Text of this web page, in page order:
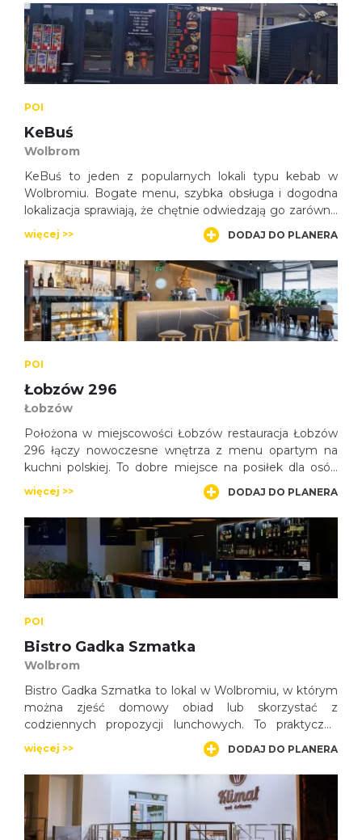
otoczeniu lasów.
POI
KeBuś
Wolbrom
KeBuś to jeden z popularnych lokali typu kebab w
Wolbromiu. Bogate menu, szybka obsługa i dogodna
lokalizacja sprawiają, że chętnie odwiedzają go zarówno
mieszkańcy, jak i osoby przejeżdżające przez miasto.
więcej >> DODAJ DO PLANERA
POI
Łobzów 296
Łobzów
Położona w miejscowości Łobzów restauracja Łobzów
296 łączy nowoczesne wnętrza z menu opartym na
kuchni polskiej. To dobre miejsce na posiłek dla osób
odkrywających atrakcje Wolbromia i Jury Krakowsko-
Częstochowskiej.
więcej >> DODAJ DO PLANERA
POI
Bistro Gadka Szmatka
Wolbrom
Bistro Gadka Szmatka to lokal w Wolbromiu, w którym
można zjeść domowy obiad lub skorzystać z
codziennych propozycji lunchowych. To praktyczny
punkt gastronomiczny dla mieszkańców oraz osób
odwiedzających miasto.
więcej >> DODAJ DO PLANERA